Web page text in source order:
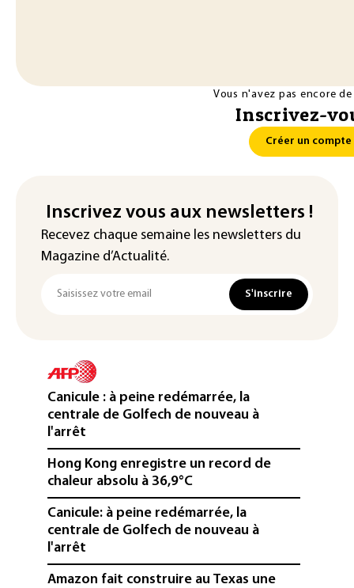
Vous n'avez pas encore
Inscrivez-
Créer un compte
Inscrivez vous aux newsletters !
Recevez chaque semaine les newsletters du
Magazine d’Actualité.
S'inscrire
Canicule : à peine redémarrée, la
centrale de Golfech de nouveau à
l'arrêt
Hong Kong enregistre un record de
chaleur absolu à 36,9°C
Canicule: à peine redémarrée, la
centrale de Golfech de nouveau à
l'arrêt
Amazon fait construire au Texas une